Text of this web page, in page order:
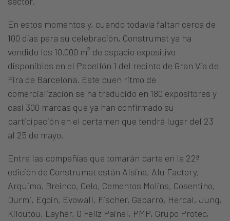
En estos momentos y, cuando todavía faltan cerca de
100 días para su celebración, Construmat ya ha
vendido los 10.000 m² de espacio expositivo
disponibles en el Pabellón 1 del recinto de Gran Via de
Fira de Barcelona. Este buen ritmo de
comercialización se ha traducido en 180 expositores y
casi 300 marcas que ya han confirmado su
participación en el certamen que tendrá lugar del 23
al 25 de mayo.
Entre las compañías que tomarán parte en la 22ª
edición de Construmat están Alsina, Alu Factory,
Arquima, Breinco, Celo, Cementos Molins, Cosentino,
Durmi, Egoin, Evowall, Fischer, Gabarró, Hercal, Jung,
Kiloutou, Layher, O Feliz Painel, PMP, Grupo Protec,